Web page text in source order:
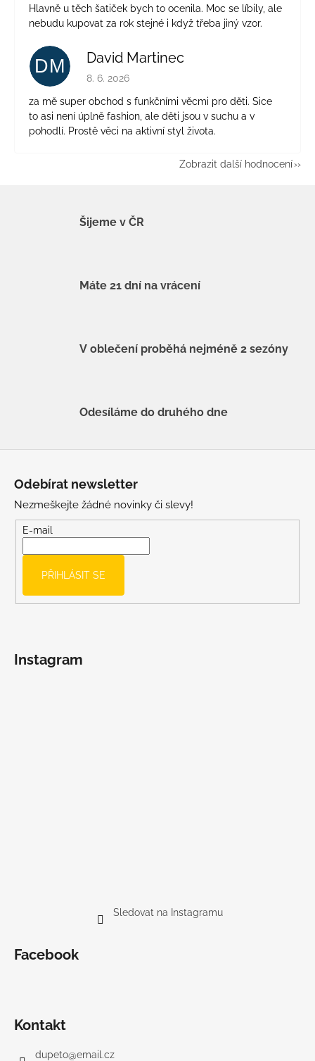
Hlavně u těch šatiček bych to ocenila. Moc se líbily, ale
nebudu kupovat za rok stejné i když třeba jiný vzor.
DM David Martinec
Hodnocení obchodu je 5 z 5 hvězdiček.
8. 6. 2026
za mě super obchod s funkčními věcmi pro děti. Sice
to asi není úplně fashion, ale děti jsou v suchu a v
pohodlí. Prostě věci na aktivní styl života.
Zobrazit další hodnocení
Šijeme v ČR
Máte 21 dní na vrácení
V oblečení proběhá nejméně 2 sezóny
Odesíláme do druhého dne
Odebírat newsletter
Nezmeškejte žádné novinky či slevy!
E-mail
PŘIHLÁSIT SE
Instagram
Sledovat na Instagramu
Facebook
Kontakt
dupeto@email.cz